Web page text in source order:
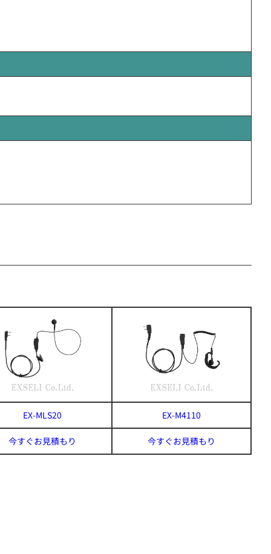
EX-MLS20 EX-M4110
今すぐお見積もり 今すぐお見積もり